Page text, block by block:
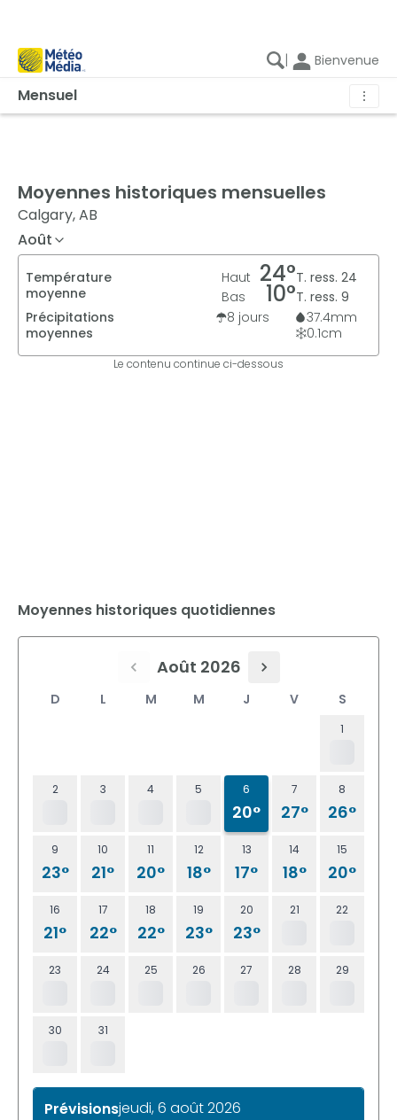
| Bienvenue
Mensuel ⋮
Moyennes historiques mensuelles
Calgary, AB
Août
Température
moyenne
Haut 24°T. ress. 24
Bas
10°T. ress. 9
Précipitations
moyennes
8 jours 37.4mm
0.1cm
Le contenu continue ci-dessous
Moyennes historiques quotidiennes
Août 2026
D L M M J V S
1
2 3 4 5 6
20°
7
27°
8
26°
9
23°
10
21°
11
20°
12
18°
13
17°
14
18°
15
20°
16
21°
17
22°
18
22°
19
23°
20
23°
21 22
23 24 25 26 27 28 29
30 31
Prévisionsjeudi, 6 août 2026